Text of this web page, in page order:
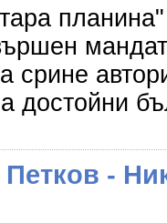
срине
достойни
-